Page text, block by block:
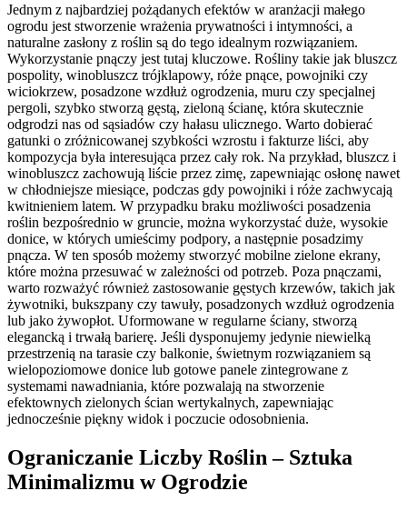
Jednym z najbardziej pożądanych efektów w aranżacji małego
ogrodu jest stworzenie wrażenia prywatności i intymności, a
naturalne zasłony z roślin są do tego idealnym rozwiązaniem.
Wykorzystanie pnączy jest tutaj kluczowe. Rośliny takie jak bluszcz
pospolity, winobluszcz trójklapowy, róże pnące, powojniki czy
wiciokrzew, posadzone wzdłuż ogrodzenia, muru czy specjalnej
pergoli, szybko stworzą gęstą, zieloną ścianę, która skutecznie
odgrodzi nas od sąsiadów czy hałasu ulicznego. Warto dobierać
gatunki o zróżnicowanej szybkości wzrostu i fakturze liści, aby
kompozycja była interesująca przez cały rok. Na przykład, bluszcz i
winobluszcz zachowują liście przez zimę, zapewniając osłonę nawet
w chłodniejsze miesiące, podczas gdy powojniki i róże zachwycają
kwitnieniem latem. W przypadku braku możliwości posadzenia
roślin bezpośrednio w gruncie, można wykorzystać duże, wysokie
donice, w których umieścimy podpory, a następnie posadzimy
pnącza. W ten sposób możemy stworzyć mobilne zielone ekrany,
które można przesuwać w zależności od potrzeb. Poza pnączami,
warto rozważyć również zastosowanie gęstych krzewów, takich jak
żywotniki, bukszpany czy tawuły, posadzonych wzdłuż ogrodzenia
lub jako żywopłot. Uformowane w regularne ściany, stworzą
elegancką i trwałą barierę. Jeśli dysponujemy jedynie niewielką
przestrzenią na tarasie czy balkonie, świetnym rozwiązaniem są
wielopoziomowe donice lub gotowe panele zintegrowane z
systemami nawadniania, które pozwalają na stworzenie
efektownych zielonych ścian wertykalnych, zapewniając
jednocześnie piękny widok i poczucie odosobnienia.
Ograniczanie Liczby Roślin – Sztuka
Minimalizmu w Ogrodzie